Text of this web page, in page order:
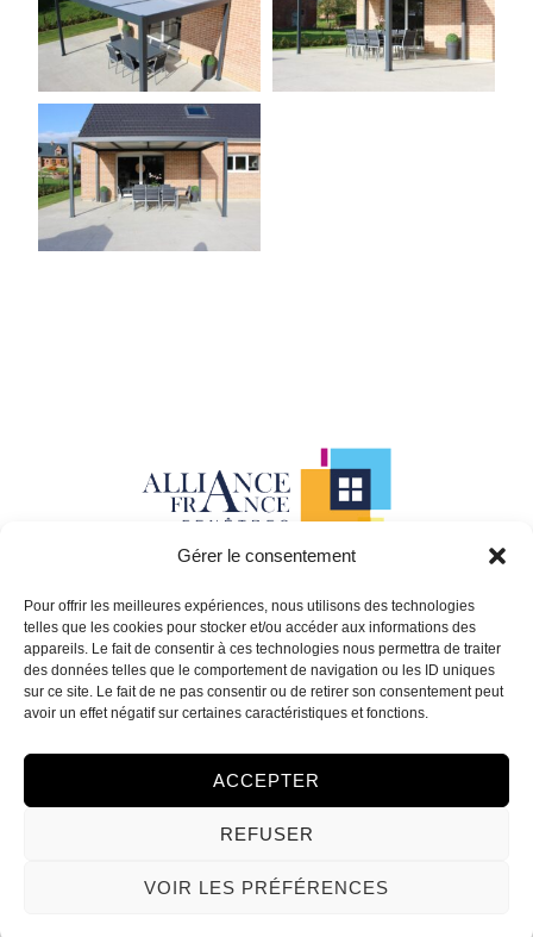
Gérer le consentement
Pour offrir les meilleures expériences, nous utilisons des technologies
telles que les cookies pour stocker et/ou accéder aux informations des
appareils. Le fait de consentir à ces technologies nous permettra de traiter
des données telles que le comportement de navigation ou les ID uniques
sur ce site. Le fait de ne pas consentir ou de retirer son consentement peut
avoir un effet négatif sur certaines caractéristiques et fonctions.
ACCEPTER
REFUSER
VOIR LES PRÉFÉRENCES
39 rue des Remises, 94100 Saint-Maur-des-
Fossés
01 48 75 09 32
Mentions légales